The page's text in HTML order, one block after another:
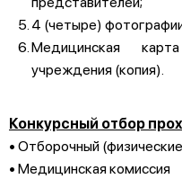
4 (четыре)
Медицинская
учреждения (копия).
Конкурсный отбор
• Отборочный
• Медицинская комиссия